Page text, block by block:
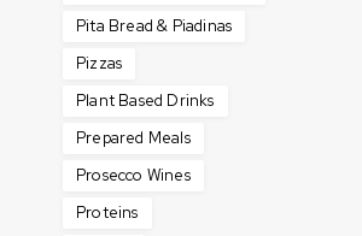
Pita Bread & Piadinas
Pizzas
Plant Based Drinks
Prepared Meals
Prosecco Wines
Proteins